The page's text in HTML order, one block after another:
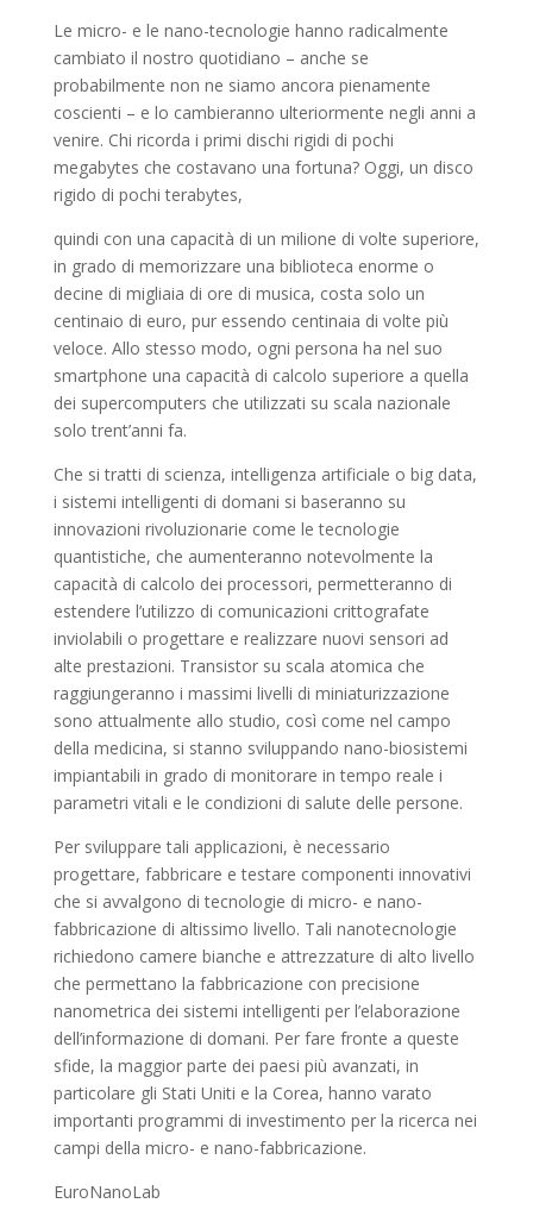
Le micro- e le nano-tecnologie hanno radicalmente
cambiato il nostro quotidiano – anche se
probabilmente non ne siamo ancora pienamente
coscienti – e lo cambieranno ulteriormente negli anni a
venire. Chi ricorda i primi dischi rigidi di pochi
megabytes che costavano una fortuna? Oggi, un disco
rigido di pochi terabytes,
quindi con una capacità di un milione di volte superiore,
in grado di memorizzare una biblioteca enorme o
decine di migliaia di ore di musica, costa solo un
centinaio di euro, pur essendo centinaia di volte più
veloce. Allo stesso modo, ogni persona ha nel suo
smartphone una capacità di calcolo superiore a quella
dei supercomputers che utilizzati su scala nazionale
solo trent’anni fa.
Che si tratti di scienza, intelligenza artificiale o big data,
i sistemi intelligenti di domani si baseranno su
innovazioni rivoluzionarie come le tecnologie
quantistiche, che aumenteranno notevolmente la
capacità di calcolo dei processori, permetteranno di
estendere l’utilizzo di comunicazioni crittografate
inviolabili o progettare e realizzare nuovi sensori ad
alte prestazioni. Transistor su scala atomica che
raggiungeranno i massimi livelli di miniaturizzazione
sono attualmente allo studio, così come nel campo
della medicina, si stanno sviluppando nano-biosistemi
impiantabili in grado di monitorare in tempo reale i
parametri vitali e le condizioni di salute delle persone.
Per sviluppare tali applicazioni, è necessario
progettare, fabbricare e testare componenti innovativi
che si avvalgono di tecnologie di micro- e nano-
fabbricazione di altissimo livello. Tali nanotecnologie
richiedono camere bianche e attrezzature di alto livello
che permettano la fabbricazione con precisione
nanometrica dei sistemi intelligenti per l’elaborazione
dell’informazione di domani. Per fare fronte a queste
sfide, la maggior parte dei paesi più avanzati, in
particolare gli Stati Uniti e la Corea, hanno varato
importanti programmi di investimento per la ricerca nei
campi della micro- e nano-fabbricazione.
EuroNanoLab